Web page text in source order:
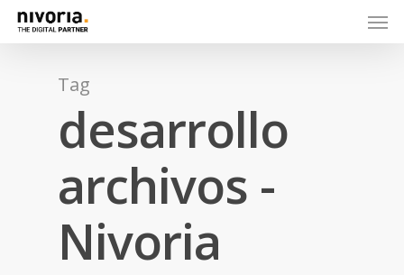
Tag
desarrollo
archivos -
Nivoria